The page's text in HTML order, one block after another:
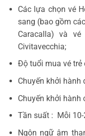
Các lựa chọn vé
sang (bao gồm
Caracalla) và
Civitavecchia;
Độ tuổi mua vé trẻ
Chuyến khởi hành
Chuyến khởi
Tần suất : Mỗi 10-
Ngôn ngữ âm